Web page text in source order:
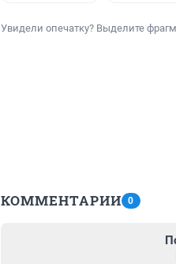
Увидели опечатку? Выделите
КОММЕНТАРИИ 0